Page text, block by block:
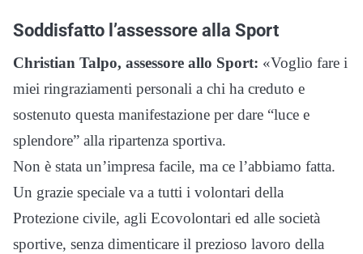
Soddisfatto l’assessore alla Sport
Christian Talpo, assessore allo Sport: «Voglio fare i
miei ringraziamenti personali a chi ha creduto e
sostenuto questa manifestazione per dare “luce e
splendore” alla ripartenza sportiva.
Non è stata un’impresa facile, ma ce l’abbiamo fatta.
Un grazie speciale va a tutti i volontari della
Protezione civile, agli Ecovolontari ed alle società
sportive, senza dimenticare il prezioso lavoro della